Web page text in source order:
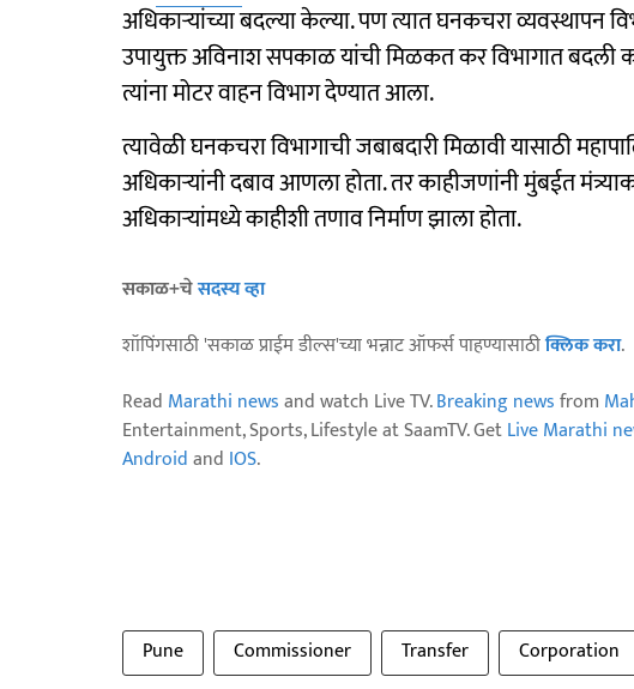
अधिकाऱ्यांच्या बदल्या केल्या. पण त्यात घनकचरा व्यवस्थापन
उपायुक्त अविनाश सपकाळ यांची मिळकत कर विभागात बदली
त्यांना मोटर वाहन विभाग देण्यात आला.
त्यावेळी घनकचरा विभागाची जबाबदारी मिळावी यासाठी
अधिकाऱ्यांनी दबाव आणला होता. तर काहीजणांनी मुंबईत
अधिकाऱ्यांमध्ये काहीशी तणाव निर्माण झाला होता.
सकाळ+चेसदस्य व्हा
शॉपिंगसाठी 'सकाळ प्राईम डील्स'च्या भन्नाट ऑफर्स पाहण्यासाठीक्लिक करा.
Read Marathi newsand watch Live TV.Breaking newsfrom
Entertainment, Sports, Lifestyle at SaamTV. GetLive Marathi
Androidand IOS.
Pune Commissioner Transfer Corporation